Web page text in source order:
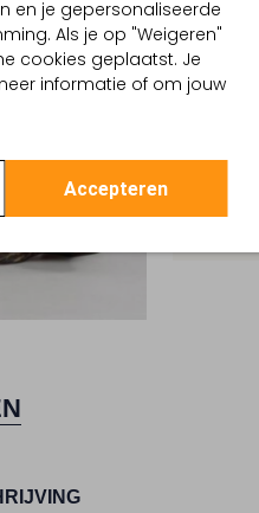
en je gepersonaliseerde
Als je op "Weigeren"
cookies geplaatst. Je
informatie of om jouw
Accepteren